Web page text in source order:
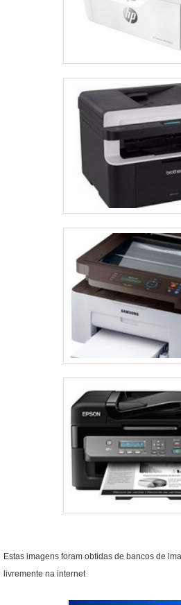
Estas imagens foram obtidas de bancos de
livremente na internet